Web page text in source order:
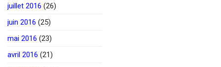
juillet 2016 (26)
juin 2016 (25)
mai 2016 (23)
avril 2016 (21)